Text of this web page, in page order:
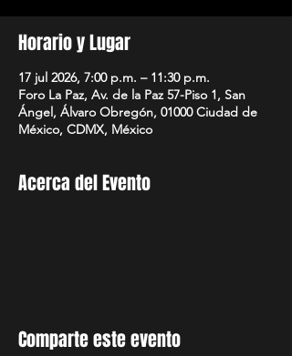
Horario y Lugar
17 jul 2026, 7:00 p.m. – 11:30 p.m.
Foro La Paz, Av. de la Paz 57-Piso 1, San
Ángel, Álvaro Obregón, 01000 Ciudad de
México, CDMX, México
Acerca del Evento
Comparte este evento